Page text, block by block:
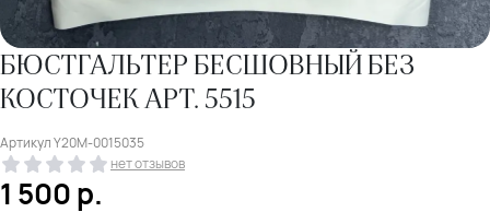
БЮСТГАЛЬТЕР БЕСШОВНЫЙ БЕЗ
КОСТОЧЕК АРТ. 5515
АртикулY20M-0015035
нет отзывов
1 500р.